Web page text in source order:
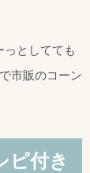
っとしてても
市販のコーン
ピ付き